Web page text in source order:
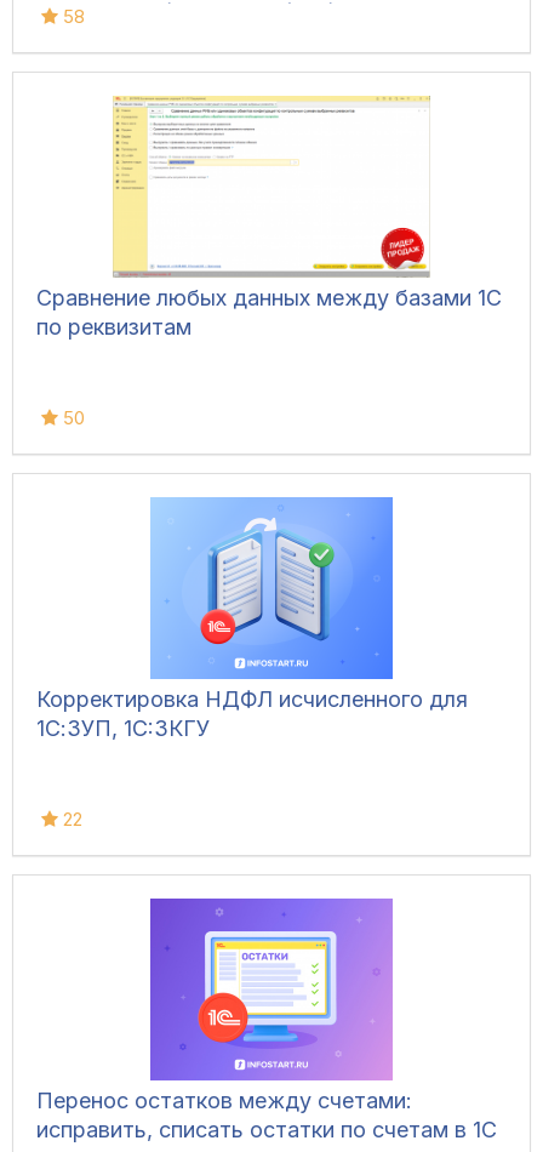
документам) для УТ 11 (все), ERP 2, КА 2,
58
Сравнение любых данных между базами 1С
по реквизитам
50
Корректировка НДФЛ исчисленного для
1С:ЗУП, 1C:ЗКГУ
22
Перенос остатков между счетами:
исправить, списать остатки по счетам в 1С